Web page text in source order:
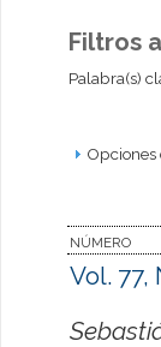
Filtros
Palabra(s)
Opciones
NÚMERO
Vol. 77,